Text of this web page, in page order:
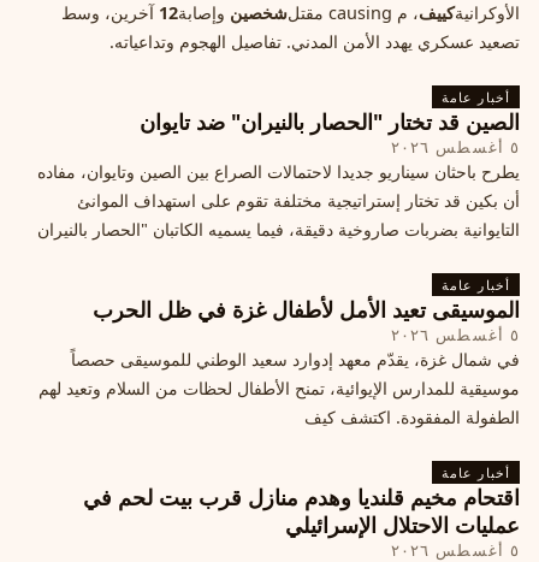
الأوكرانيةكييف، م causing مقتل شخصين وإصابة12 آخرين، وسط
تصعيد عسكري يهدد الأمن المدني. تفاصيل الهجوم وتداعياته.
أخبار عامة
الصين قد تختار "الحصار بالنيران" ضد تايوان
٥ أغسطس ٢٠٢٦
يطرح باحثان سيناريو جديدا لاحتمالات الصراع بين الصين وتايوان، مفاده
أن بكين قد تختار إستراتيجية مختلفة تقوم على استهداف الموانئ
التايوانية بضربات صاروخية دقيقة، فيما يسميه الكاتبان "الحصار بالنيران
أخبار عامة
الموسيقى تعيد الأمل لأطفال غزة في ظل الحرب
٥ أغسطس ٢٠٢٦
في شمال غزة، يقدّم معهد إدوارد سعيد الوطني للموسيقى حصصاً
موسيقية للمدارس الإيوائية، تمنح الأطفال لحظات من السلام وتعيد لهم
الطفولة المفقودة. اكتشف كيف
أخبار عامة
اقتحام مخيم قلنديا وهدم منازل قرب بيت لحم في
عمليات الاحتلال الإسرائيلي
٥ أغسطس ٢٠٢٦